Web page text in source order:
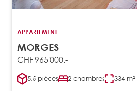
APPARTEMENT
MORGES
CHF 965'000.-
5.5 pièces 2 chambres 334 m²